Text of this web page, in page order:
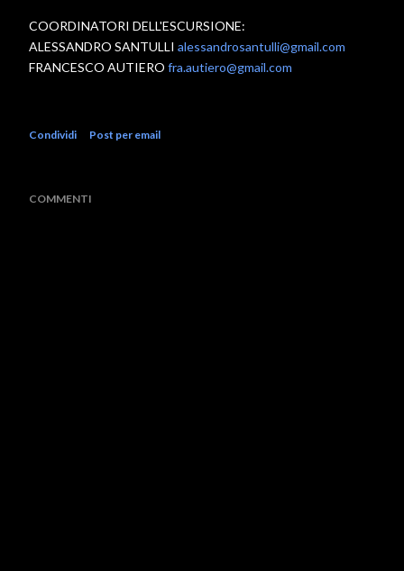
COORDINATORI DELL'ESCURSIONE:
ALESSANDRO SANTULLI alessandrosantulli@gmail.com
FRANCESCO AUTIERO fra.autiero@gmail.com
Condividi Post per email
COMMENTI